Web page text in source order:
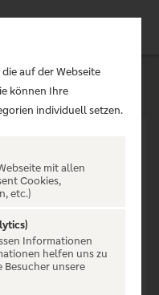
NICHT
auf der Webseite
können Ihre
individuell setzen.
mit allen
Cookies,
etc.)
Informationen
helfen uns zu
Besucher unsere